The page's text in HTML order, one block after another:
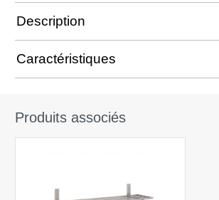
Description
Caractéristiques
Produits associés